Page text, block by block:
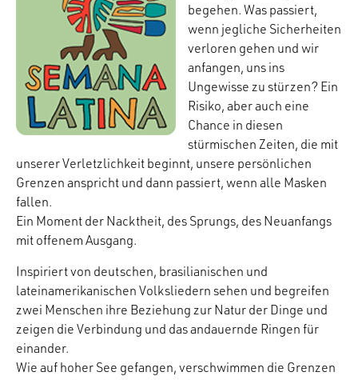
begehen. Was passiert,
wenn jegliche Sicherheiten
verloren gehen und wir
anfangen, uns ins
Ungewisse zu stürzen? Ein
Risiko, aber auch eine
Chance in diesen
stürmischen Zeiten, die mit
unserer Verletzlichkeit beginnt, unsere persönlichen
Grenzen anspricht und dann passiert, wenn alle Masken
fallen.
Ein Moment der Nacktheit, des Sprungs, des Neuanfangs
mit offenem Ausgang.
Inspiriert von deutschen, brasilianischen und
lateinamerikanischen Volksliedern sehen und begreifen
zwei Menschen ihre Beziehung zur Natur der Dinge und
zeigen die Verbindung und das andauernde Ringen für
einander.
Wie auf hoher See gefangen, verschwimmen die Grenzen